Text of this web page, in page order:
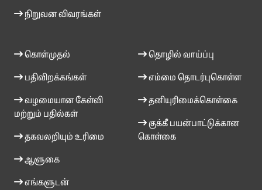
நிறுவன விவரங்கள்
கொள்முதல்
பதிவிறக்கங்கள்
வழமையான கேள்வி
மற்றும் பதில்கள்
தகவலறியும் உரிமை
ஆளுகை
எங்களுடன்
தொழில் வாய்ப்பு
எம்மை தொடர்புகொள்ள
தனியுரிமைக்கொள்கை
குக்கீ பயன்பாட்டுக்கான
கொள்கை